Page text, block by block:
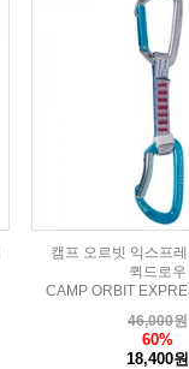
캠프 오르빗 익스프
퀵드로우
CAMP ORBIT
46,000원
60%
18,400원